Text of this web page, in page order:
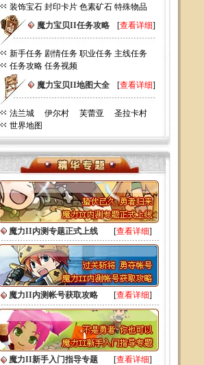
装饰宝石 封印卡片 色素矿石 特殊物品
魔力宝贝II任务攻略
[查看详细]
新手任务 剧情任务 职业任务 主线任务
任务攻略 任务视频
魔力宝贝II地图大全
[查看详细]
法兰城 伊尔村 芙蕾亚
圣拉卡村
世界地图
魔力II内测专题正式上线 [查看详细]
魔力II内测帐号获取攻略 [查看详细]
魔力II新手入门指导专题 [查看详细]